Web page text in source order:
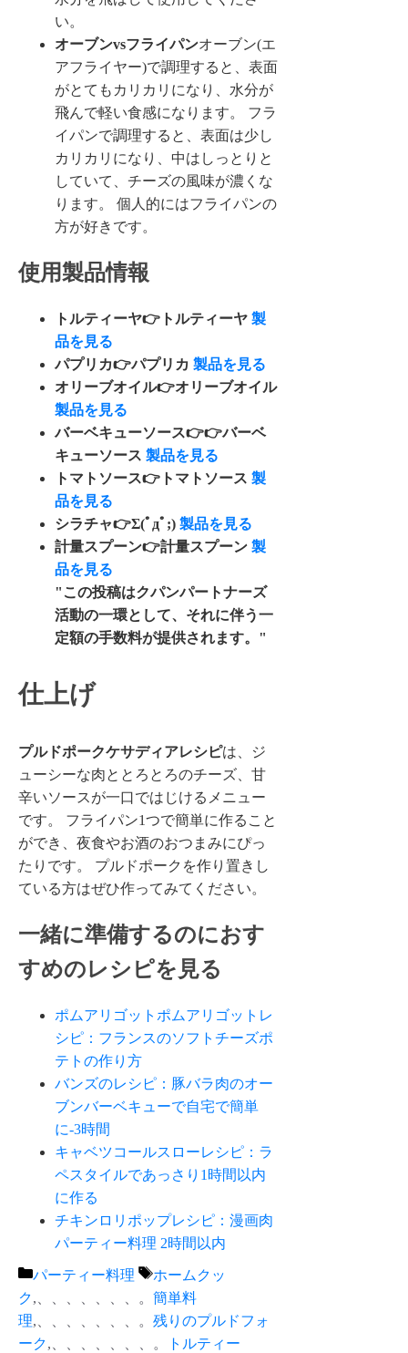
い。
オーブンvsフライパンオーブン(エ
アフライヤー)で調理すると、表面
がとてもカリカリになり、水分が
飛んで軽い食感になります。 フラ
イパンで調理すると、表面は少し
カリカリになり、中はしっとりと
していて、チーズの風味が濃くな
ります。 個人的にはフライパンの
方が好きです。
使用製品情報
トルティーヤ👉トルティーヤ 製
品を見る
パプリカ👉パプリカ 製品を見る
オリーブオイル👉オリーブオイル
製品を見る
バーベキューソース👉👉バーベ
キューソース 製品を見る
トマトソース👉トマトソース 製
品を見る
シラチャ👉Σ(ﾟдﾟ;) 製品を見る
計量スプーン👉計量スプーン 製
品を見る
"この投稿はクパンパートナーズ
活動の一環として、それに伴う一
定額の手数料が提供されます。"
仕上げ
プルドポークケサディアレシピは、ジ
ューシーな肉ととろとろのチーズ、甘
辛いソースが一口ではじけるメニュー
です。 フライパン1つで簡単に作ること
ができ、夜食やお酒のおつまみにぴっ
たりです。 プルドポークを作り置きし
ている方はぜひ作ってみてください。
一緒に準備するのにおす
すめのレシピを見る
ポムアリゴットポムアリゴットレ
シピ：フランスのソフトチーズポ
テトの作り方
バンズのレシピ：豚バラ肉のオー
ブンバーベキューで自宅で簡単
に-3時間
キャベツコールスローレシピ：ラ
ペスタイルであっさり1時間以内
に作る
チキンロリポップレシピ：漫画肉
パーティー料理 2時間以内
カ
テ
ゴ
リ
パーティー料理
タ
グ
ホームクッ
ク,、、、、、、、。 簡単料
理,、、、、、、、。 残りのプルドフォ
ーク,、、、、、、、。
トルティー